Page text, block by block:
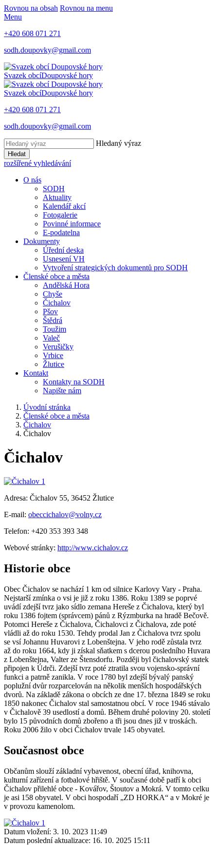
Rovnou na obsah Rovnou na menu
Menu
+420 608 071 271
sodh.doupovky@gmail.com
Svazek obcíDoupovské hory
Svazek obcíDoupovské hory
+420 608 071 271
sodh.doupovky@gmail.com
Hledaný výraz
Hledat
rozšířené vyhledávání
O nás
SODH
Aktuality
Kalendář akcí
Fotogalerie
Povinné informace
E-podatelna
Dokumenty
Úřední deska
Usnesení VH
Vytvoření strategických dokumentů pro SODH
Členské obce a města
Andělská Hora
Chyše
Čichalov
Pšov
Štědrá
Toužim
Valeč
Verušičky
Vrbice
Žlutice
Kontakt
Kontakty na SODH
Napište nám
Úvodní stránka
Členské obce a města
Čichalov
Čichalov
Čichalov
Adresa: Čichalov 55, 36452 Žlutice
E-mail: obeccichalov@volny.cz
Telefon: +420 353 393 348
Webové stránky: http://www.cichalov.cz
Historie obce
Obec Čichalov se nachází 1 km od silnice Karlovy Vary - Praha.
Nejstarší zmínka o vsi je již z roku 1386. Roku 1389 se poprvé
uvádí zdejší tvrz jako sídlo zemana Hereše z Čichalova, který byl
roku 1386 fojtem (správcem) pánů z Rýzmburka na hradě Bečově.
Potomci Hereše z Čichalova, Čichalovci z Čichalova, zde poté
vládli až do roku 1530. Tehdy prodal Jan z Čichalova tvrz spolu
se vsí Johannu Huvarovi z Lobenštejna. V jeho rodě zůstala tvrz
až do roku 1664, kdy ji získal sňatkem s dcerou posledního Huvara
z Lobenštejna, Valter ze Štensdorfu. Později byl čichalovský statek
připojen k Údrči. Zdejší tvrz poté ztratila svou vojensko-správní
funkci a patrně zanikla. V roce 1780 byl zdejší bývalý panský
poplužní dvůr rozparcelován na několik menších hospodářských
dvorů. Na základě zákona o obcích ze dne 17. března 1849 se roku
1850 nakonec Čichalov stal samostatnou obcí. V roce 1946 stávalo
v Čichalově 39 usedlostí a domů. Během druhé poloviny 20. století
bylo 15 původních domů zbořeno a tři jsou dnes již v troskách.
Roku 2006 žilo v obci Čichalov trvale 145 obyvatel.
Současnost obce
Občanům slouží základní vybavenost, obecní úřad, knihovna,
kulturní zařízení a fotbalové hřiště. V současné době patří k obci
Čichalov přilehlé obce - Kovářov, Štoutov a Mokrá. V tomto celku
je asi 158 obyvatel. V obci hospodaří „ZD HORKA“ a v Mokré je
v provozu kamenolom.
Datum vložení: 3. 10. 2023 11:49
Datum poslední aktualizace: 16. 10. 2025 15:11